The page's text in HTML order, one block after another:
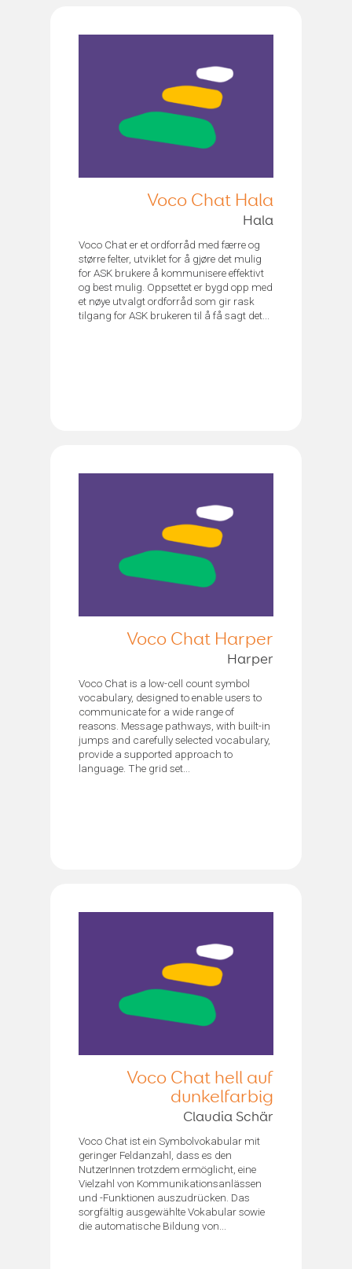
Voco Chat Hala
Hala
Voco Chat er et ordforråd med færre og
større felter, utviklet for å gjøre det mulig
for ASK brukere å kommunisere effektivt
og best mulig. Oppsettet er bygd opp med
et nøye utvalgt ordforråd som gir rask
tilgang for ASK brukeren til å få sagt det...
Voco Chat Harper
Harper
Voco Chat is a low-cell count symbol
vocabulary, designed to enable users to
communicate for a wide range of
reasons. Message pathways, with built-in
jumps and carefully selected vocabulary,
provide a supported approach to
language. The grid set...
Voco Chat hell auf
dunkelfarbig
Claudia Schär
Voco Chat ist ein Symbolvokabular mit
geringer Feldanzahl, dass es den
NutzerInnen trotzdem ermöglicht, eine
Vielzahl von Kommunikationsanlässen
und -Funktionen auszudrücken. Das
sorgfältig ausgewählte Vokabular sowie
die automatische Bildung von...